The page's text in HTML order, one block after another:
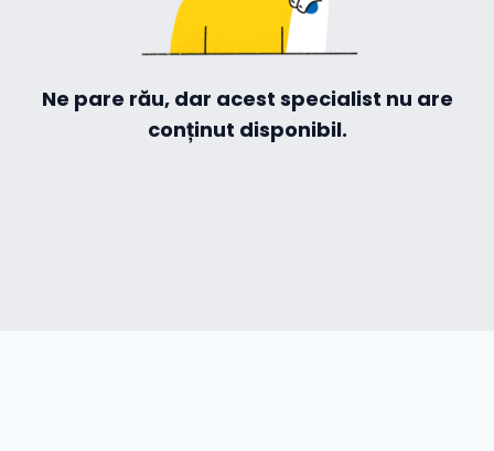
Ne pare rău, dar acest specialist nu are
conținut disponibil.